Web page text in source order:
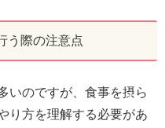
う際の注意点
いのですが、食事を摂ら
り方を理解する必要があ